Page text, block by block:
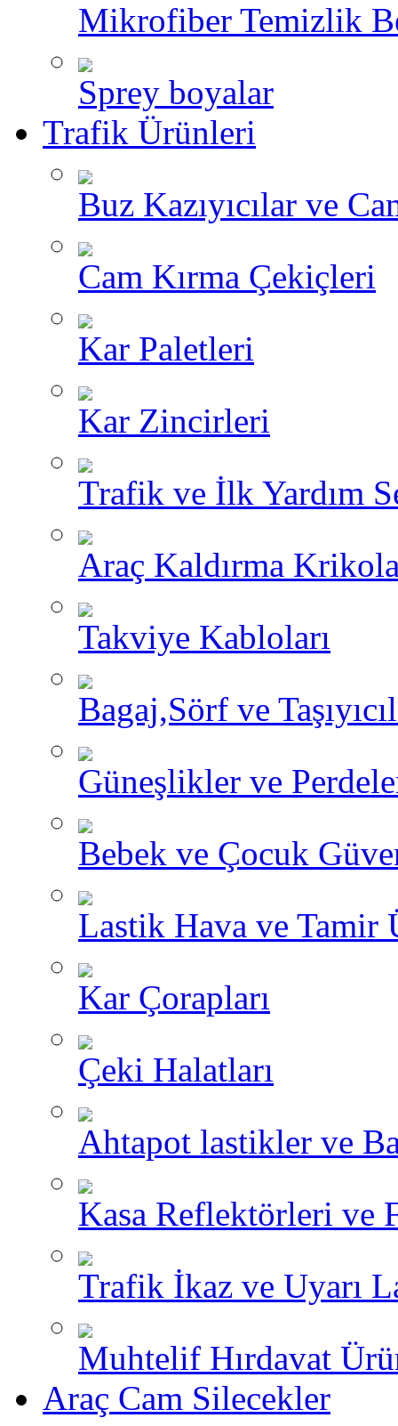
Mikrofiber Temizlik
Sprey boyalar
Trafik Ürünleri
Buz Kazıyıcılar ve
Cam Kırma Çekiçleri
Kar Paletleri
Kar Zincirleri
Trafik ve İlk Yardım
Araç Kaldırma
Takviye Kabloları
Bagaj,Sörf ve
Güneşlikler ve
Bebek ve Çocuk
Lastik Hava ve Tamir
Kar Çorapları
Çeki Halatları
Ahtapot lastikler ve
Kasa Reflektörleri ve
Trafik İkaz ve Uyarı
Muhtelif Hırdavat
Araç Cam Silecekler